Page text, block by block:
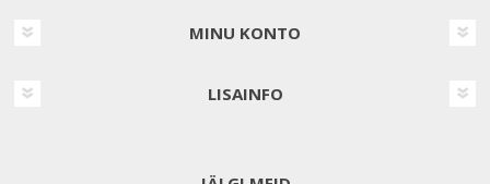
MINU KONTO
LISAINFO